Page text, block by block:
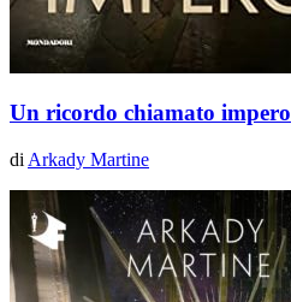
Un ricordo chiamato impero
di Arkady Martine